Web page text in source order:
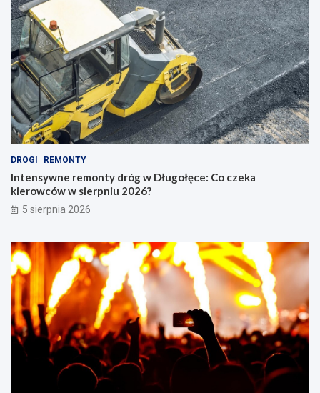
DROGI REMONTY
Intensywne remonty dróg w Długołęce: Co czeka
kierowców w sierpniu 2026?
5 sierpnia 2026